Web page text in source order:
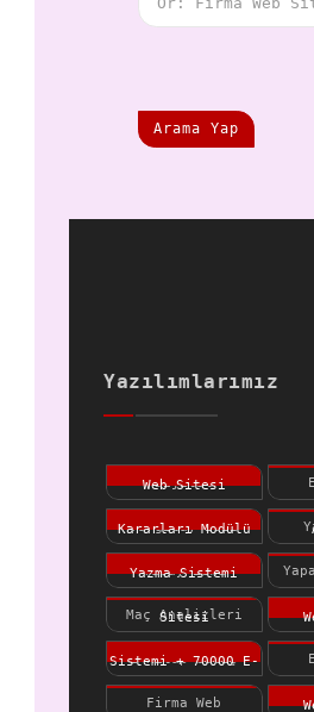
Arama Yap
Yazılımlarımız
Dijital
Sitesi
Yargıtay 2022
Modülü
Yapay Zeka
Kitap Yazma
Sistemi
Maç Analizleri
E-Kitap Satış
Sistemi + 70000
Firma Web